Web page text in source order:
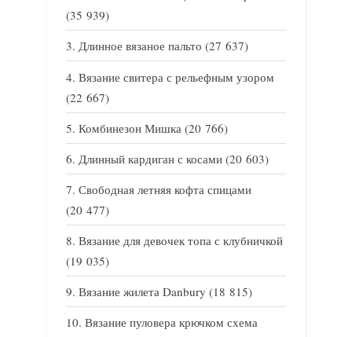
(35 939)
Длинное вязаное пальто (27 637)
Вязание свитера с рельефным узором
(22 667)
Комбинезон Мишка (20 766)
Длинный кардиган с косами (20 603)
Свободная летняя кофта спицами
(20 477)
Вязание для девочек топа с клубничкой
(19 035)
Вязание жилета Danbury (18 815)
Вязание пуловера крючком схема